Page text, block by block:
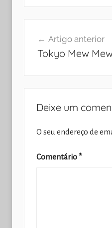
artigos
Artigo anterior
Tokyo Mew
Deixe um
O seu endereço de
Comentário *